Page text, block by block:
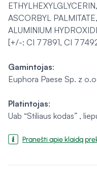
ASCORBYL
ALUMINIUM
[+/-: CI 77891, CI
Gamintojas:
Euphora Paese Sp. z
Platintojas:
Uab “Stiliaus kodas” ,
Pranešti apie klaidą